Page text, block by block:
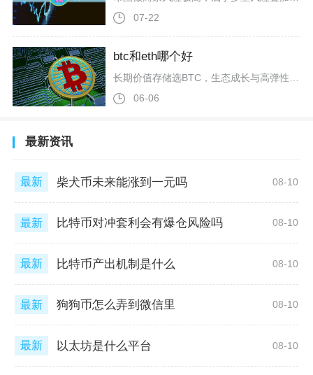
07-22
btc和eth哪个好
06-06
最新资讯
最新 柴犬币未来能涨到一元吗 08-10
最新 比特币对冲套利会有爆仓风险吗 08-10
最新 比特币产出机制是什么 08-10
最新 狗狗币怎么弄到微信里 08-10
最新 以太坊是什么平台 08-10